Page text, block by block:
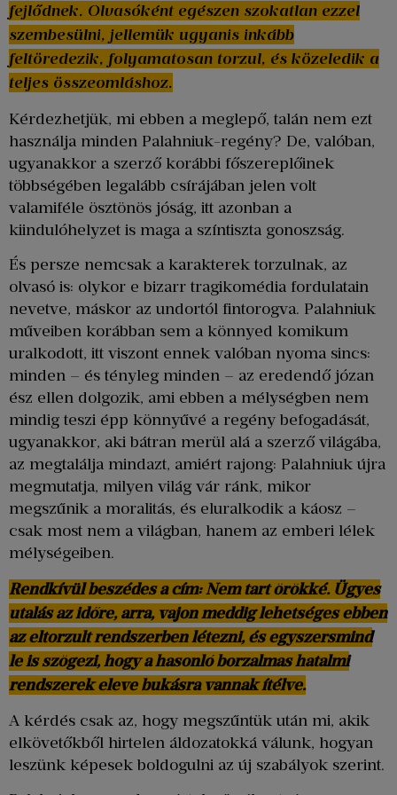
fejlődnek. Olvasóként egészen szokatlan ezzel
szembesülni, jellemük ugyanis inkább
feltöredezik, folyamatosan torzul, és közeledik a
teljes összeomláshoz.
Kérdezhetjük, mi ebben a meglepő, talán nem ezt
használja minden Palahniuk-regény? De, valóban,
ugyanakkor a szerző korábbi főszereplőinek
többségében legalább csírájában jelen volt
valamiféle ösztönös jóság, itt azonban a
kiindulóhelyzet is maga a színtiszta gonoszság.
És persze nemcsak a karakterek torzulnak, az
olvasó is: olykor e bizarr tragikomédia fordulatain
nevetve, máskor az undortól fintorogva. Palahniuk
műveiben korábban sem a könnyed komikum
uralkodott, itt viszont ennek valóban nyoma sincs:
minden – és tényleg minden – az eredendő józan
ész ellen dolgozik, ami ebben a mélységben nem
mindig teszi épp könnyűvé a regény befogadását,
ugyanakkor, aki bátran merül alá a szerző világába,
az megtalálja mindazt, amiért rajong: Palahniuk újra
megmutatja, milyen világ vár ránk, mikor
megszűnik a moralitás, és eluralkodik a káosz –
csak most nem a világban, hanem az emberi lélek
mélységeiben.
Rendkívül beszédes a cím: Nem tart örökké. Ügyes
utalás az időre, arra, vajon meddig lehetséges ebben
az eltorzult rendszerben létezni, és egyszersmind
le is szögezi, hogy a hasonló borzalmas hatalmi
rendszerek eleve bukásra vannak ítélve.
A kérdés csak az, hogy megszűntük után mi, akik
elkövetőkből hirtelen áldozatokká válunk, hogyan
leszünk képesek boldogulni az új szabályok szerint.